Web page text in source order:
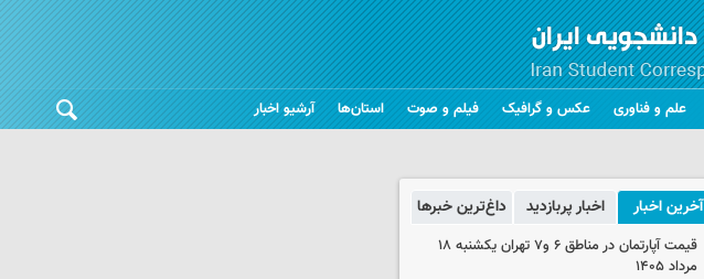
علم و فناوری عکس و گرافیک فیلم و صوت استان‌ها آرشیو اخبار
آخرین اخبار اخبار پربازدید داغ‌ترین خبرها
قیمت آپارتمان در مناطق ۶ و۷ تهران یکشنبه ۱۸
مرداد ۱۴۰۵